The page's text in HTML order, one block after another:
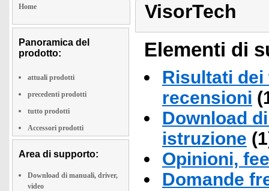
Home
Panoramica del
prodotto:
attuali prodotti
precedenti prodotti
tutto prodotti
Accessori prodotti
Area di supporto:
Download di manuali, driver,
video
VisorTech
Elementi di
Risultati
recensioni
Download
istruzione
Opinioni,
Domande